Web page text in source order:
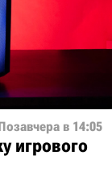
в 14:05
игрового